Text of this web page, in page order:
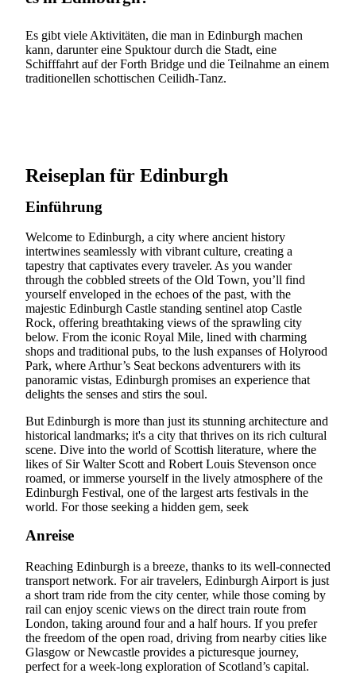
Es gibt viele Aktivitäten, die man in Edinburgh machen
kann, darunter eine Spuktour durch die Stadt, eine
Schifffahrt auf der Forth Bridge und die Teilnahme an einem
traditionellen schottischen Ceilidh-Tanz.
Reiseplan für Edinburgh
Einführung
Welcome to Edinburgh, a city where ancient history
intertwines seamlessly with vibrant culture, creating a
tapestry that captivates every traveler. As you wander
through the cobbled streets of the Old Town, you’ll find
yourself enveloped in the echoes of the past, with the
majestic Edinburgh Castle standing sentinel atop Castle
Rock, offering breathtaking views of the sprawling city
below. From the iconic Royal Mile, lined with charming
shops and traditional pubs, to the lush expanses of Holyrood
Park, where Arthur’s Seat beckons adventurers with its
panoramic vistas, Edinburgh promises an experience that
delights the senses and stirs the soul.
But Edinburgh is more than just its stunning architecture and
historical landmarks; it's a city that thrives on its rich cultural
scene. Dive into the world of Scottish literature, where the
likes of Sir Walter Scott and Robert Louis Stevenson once
roamed, or immerse yourself in the lively atmosphere of the
Edinburgh Festival, one of the largest arts festivals in the
world. For those seeking a hidden gem, seek
Anreise
Reaching Edinburgh is a breeze, thanks to its well-connected
transport network. For air travelers, Edinburgh Airport is just
a short tram ride from the city center, while those coming by
rail can enjoy scenic views on the direct train route from
London, taking around four and a half hours. If you prefer
the freedom of the open road, driving from nearby cities like
Glasgow or Newcastle provides a picturesque journey,
perfect for a week-long exploration of Scotland’s capital.